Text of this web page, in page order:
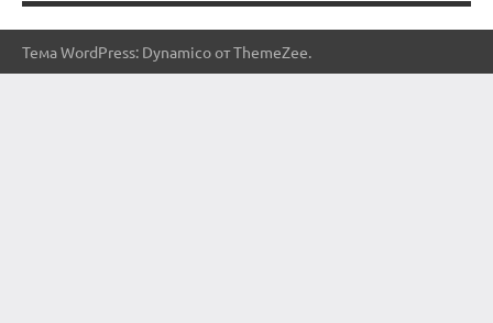
Тема WordPress: Dynamico от ThemeZee.